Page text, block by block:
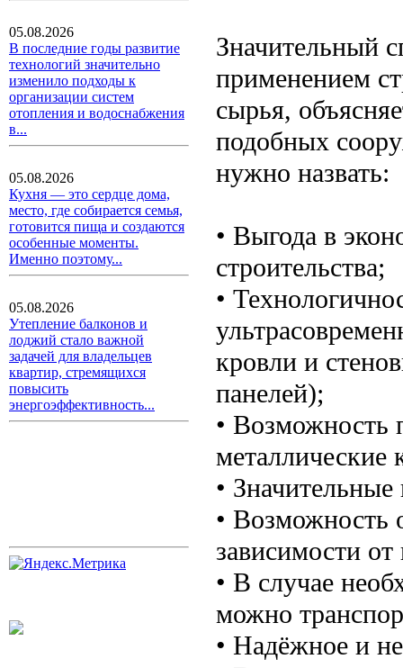
05.08.2026
В последние годы развитие
технологий значительно
изменило подходы к
организации систем
отопления и водоснабжения
в...
05.08.2026
Кухня — это сердце дома,
место, где собирается семья,
готовится пища и создаются
особенные моменты.
Именно поэтому...
05.08.2026
Утепление балконов и
лоджий стало важной
задачей для владельцев
квартир, стремящихся
повысить
энергоэффективность...
Значительный
применением
сырья,
подобных
нужно назвать:
• Выгода в
строительства;
•
кровли и
панелей);
• Возможность
металлические
•
• Возможность
зависимости
• В случае
можно
• Надёжное и